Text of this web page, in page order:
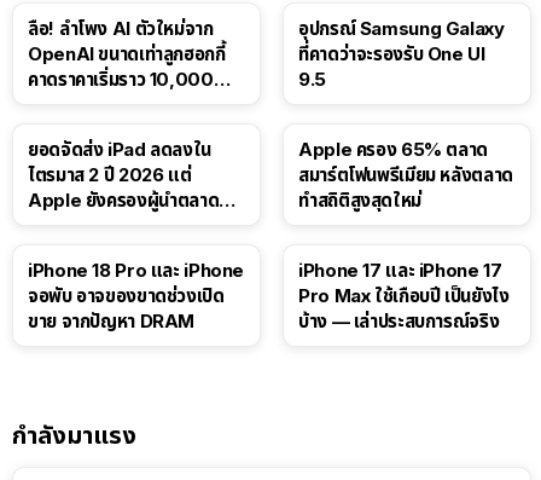
ลือ! ลำโพง AI ตัวใหม่จาก
OpenAI ขนาดเท่าลูกฮอกกี้
คาดราคาเริ่มราว 10,000
อุปกรณ์ Samsung Galaxy
ที่คาดว่าจะรองรับ One UI
9.5
ยอดจัดส่ง iPad ลดลงใน
ไตรมาส 2 ปี 2026 แต่
Apple ยังครองผู้นำตลาด
Apple ครอง 65% ตลาด
สมาร์ตโฟนพรีเมียม หลังตลาด
ทำสถิติสูงสุดใหม่
iPhone 18 Pro และ iPhone
จอพับ อาจของขาดช่วงเปิด
ขาย จากปัญหา DRAM
41:47
iPhone 17 และ iPhone 17
Pro Max ใช้เกือบปี เป็นยังไง
บ้าง — เล่าประสบการณ์จริง
กำลังมาแรง